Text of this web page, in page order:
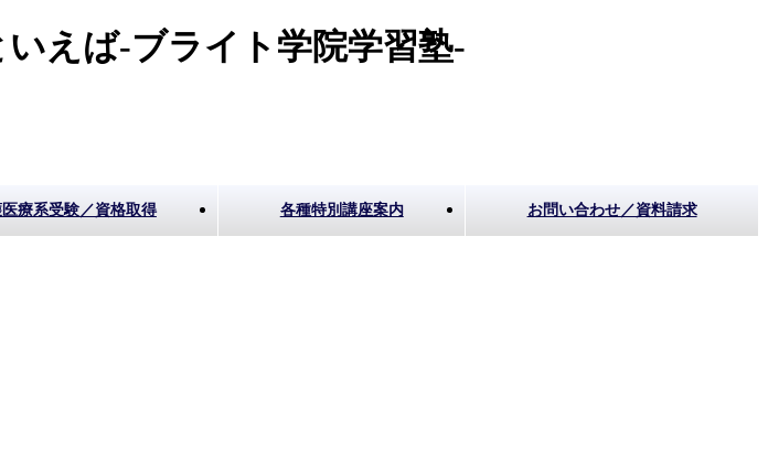
えば-ブライト学院学習塾-
療系受験／資格取得 各種特別講座案内 お問い合わせ／資料請求